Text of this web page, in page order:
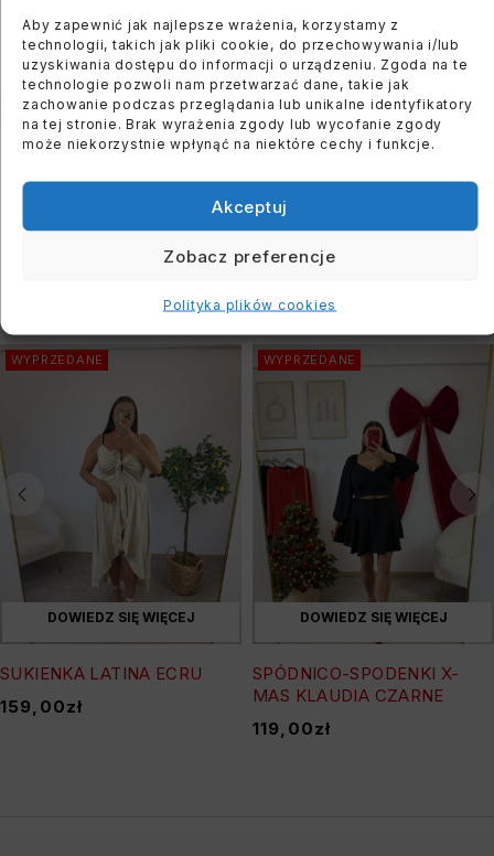
Aby zapewnić jak najlepsze wrażenia, korzystamy z
technologii, takich jak pliki cookie, do przechowywania i/lub
uzyskiwania dostępu do informacji o urządzeniu. Zgoda na te
technologie pozwoli nam przetwarzać dane, takie jak
zachowanie podczas przeglądania lub unikalne identyfikatory
na tej stronie. Brak wyrażenia zgody lub wycofanie zgody
może niekorzystnie wpłynąć na niektóre cechy i funkcje.
Akceptuj
Zobacz preferencje
Polityka plików cookies
MODELKA MA 164 CM WZROSTU, OBWÓD BIUSTU 122
CM I BIODER: 118 CM
Dodaj do koszyka
Kup teraz
PODOBNE PRODUKTY
WYPRZEDANE
DOWIEDZ SIĘ WIĘCEJ
SUKIENKA LATINA ECRU
159,00zł
WYPRZEDANE
DOWIEDZ SIĘ WIĘCEJ
SPÓDNICO-SPODENKI X-
MAS KLAUDIA CZARNE
119,00zł